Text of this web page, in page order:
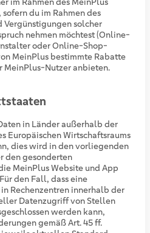
du im Rahmen des
Vergünstigungen solcher
nehmen möchtest (Online-
oder Online-Shop-
MeinPlus bestimmte Rabatte
MeinPlus-Nutzer anbieten.
in Länder außerhalb der
Europäischen Wirtschaftsraums
dies wird in den vorliegenden
den gesonderten
MeinPlus Website und App
den Fall, dass eine
Rechenzentren innerhalb der
Datenzugriff von Stellen
werden kann,
gemäß Art. 45 ff.